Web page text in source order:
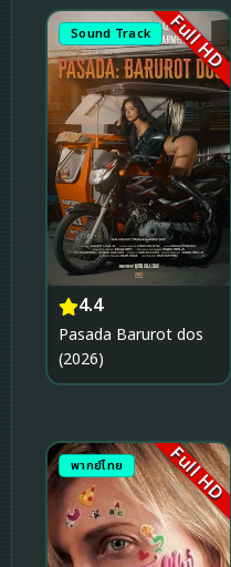
Sound Track Full HD
4.4
Pasada Barurot dos
(2026)
พากย์ไทย Full HD